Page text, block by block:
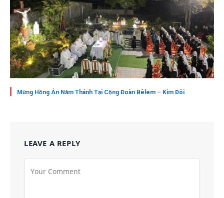
Mừng Hồng Ân Năm Thánh Tại Cộng Đoàn Bêlem – Kim Đôi
LEAVE A REPLY